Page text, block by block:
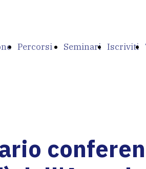
Percorsi Seminari Iscriviti